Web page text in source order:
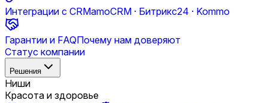
Интеграции с CRMamoCRM · Битрикс24 · Kommo
Гарантии и FAQПочему нам доверяют
Статус компании
Решения
Ниши
Красота и здоровье